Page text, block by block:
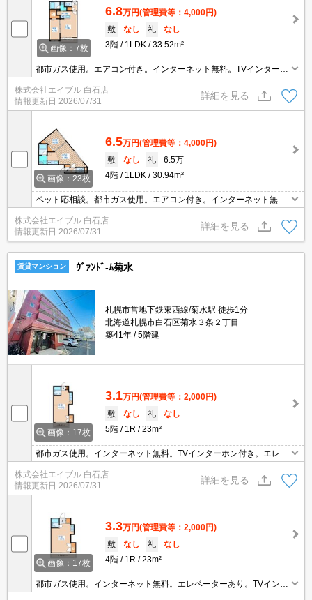
画像：7枚
6.8万円(管理費等：4,000円)
敷
なし 礼
なし
3階
1LDK 33.52m²
都市ガス使用。エアコン付き。インターネット無料。TVインターホ
ン付き。エレベーターあり。初期費用カード払い可。ペット応相
談。システムキッチン。オートロック。宅配ボックスあり。駐輪場
有。バルコニー。
株式会社エイブル 白石店
情報更新日 2026/07/31
詳細を見る
画像：23枚
6.5万円(管理費等：4,000円)
敷
なし 礼
6.5万
4階
1LDK 30.94m²
ペット応相談。都市ガス使用。エアコン付き。インターネット無
料。宅配ボックスあり。オートロック。温水洗浄便座付き。TVイン
ターホン付き。初期費用カード払い可。スーパーへ500m。コンビ
ニへ290m。
株式会社エイブル 白石店
情報更新日 2026/07/31
詳細を見る
賃貸マンション ｳﾞｧﾝﾄﾞ-ﾑ菊水
札幌市営地下鉄東西線/菊水駅 徒歩1分
北海道札幌市白石区菊水３条２丁目
築41年
5階建
画像：17枚
3.1万円(管理費等：2,000円)
敷
なし 礼
なし
5階
1R 23m²
都市ガス使用。インターネット無料。TVインターホン付き。エレベ
ーターあり。室内に洗濯機置場あり。コンビニまで86mはうれしい
ね。オンライン内見相談可。契約金（初期費用）クレジット決済
可。
株式会社エイブル 白石店
情報更新日 2026/07/31
詳細を見る
画像：17枚
3.3万円(管理費等：2,000円)
敷
なし 礼
なし
4階
1R 23m²
都市ガス使用。インターネット無料。エレベーターあり。TVインタ
ーホン付き。室内に洗濯機置場あり。仲介手数料家賃の0.55ヵ月